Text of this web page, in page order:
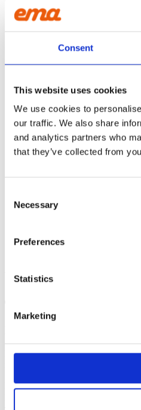
Consent
This website uses cookies
We use cookies to
our traffic. We also share
and analytics partners who
that they’ve collected from
Selection
Necessary
Preferences
Statistics
Marketing
REISSZAHN
LADEMASCHINE
Front-
Schrägliegebügel
ANHÄNGER
Über uns
Unsere Händler
KAMPAGNE
Wonach suchst du?
search
Bitte füllen Sie Ihre Daten aus, wir
Name